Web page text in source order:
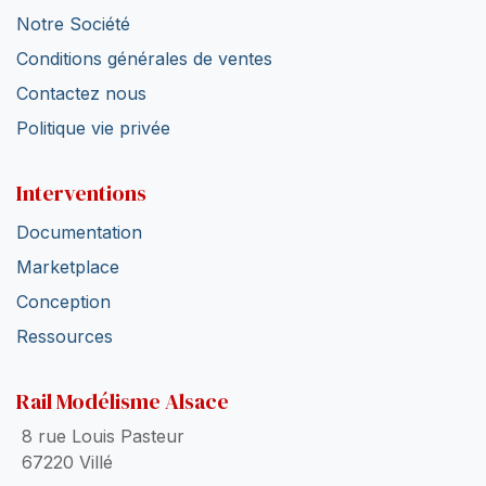
Notre Société
Conditions générales de ventes
Contactez nous
Politique vie privée
Interventions
Documentation
Marketplace
Conception
Ressources
Rail Modélisme Alsace
8 rue Louis Pasteur
67220 Villé